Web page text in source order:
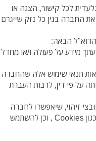
לכל קישור, הצגה או
החברה בגין כל נזק שייגרם
מידע על פעולה ו/או מחדל
תנאי שימוש אלה שהחברה
על פי דין, לרבות העברת
זיהוי, שיאפשרו לחברה
לזהות את המחשב ממנו הינך יוצר גישה אל האתר, כגון Cookies , וכן להשתמש